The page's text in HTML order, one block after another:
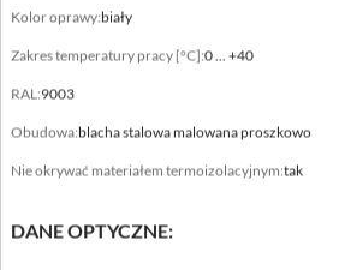
Kolor oprawy:biały
Zakres temperatury pracy [°C]:0 ... +40
RAL:9003
Obudowa:blacha stalowa malowana proszkowo
Nie okrywać materiałem termoizolacyjnym:tak
DANE OPTYCZNE:
Dane mechaniczne